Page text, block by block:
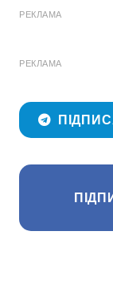
РЕКЛАМА
РЕКЛАМА